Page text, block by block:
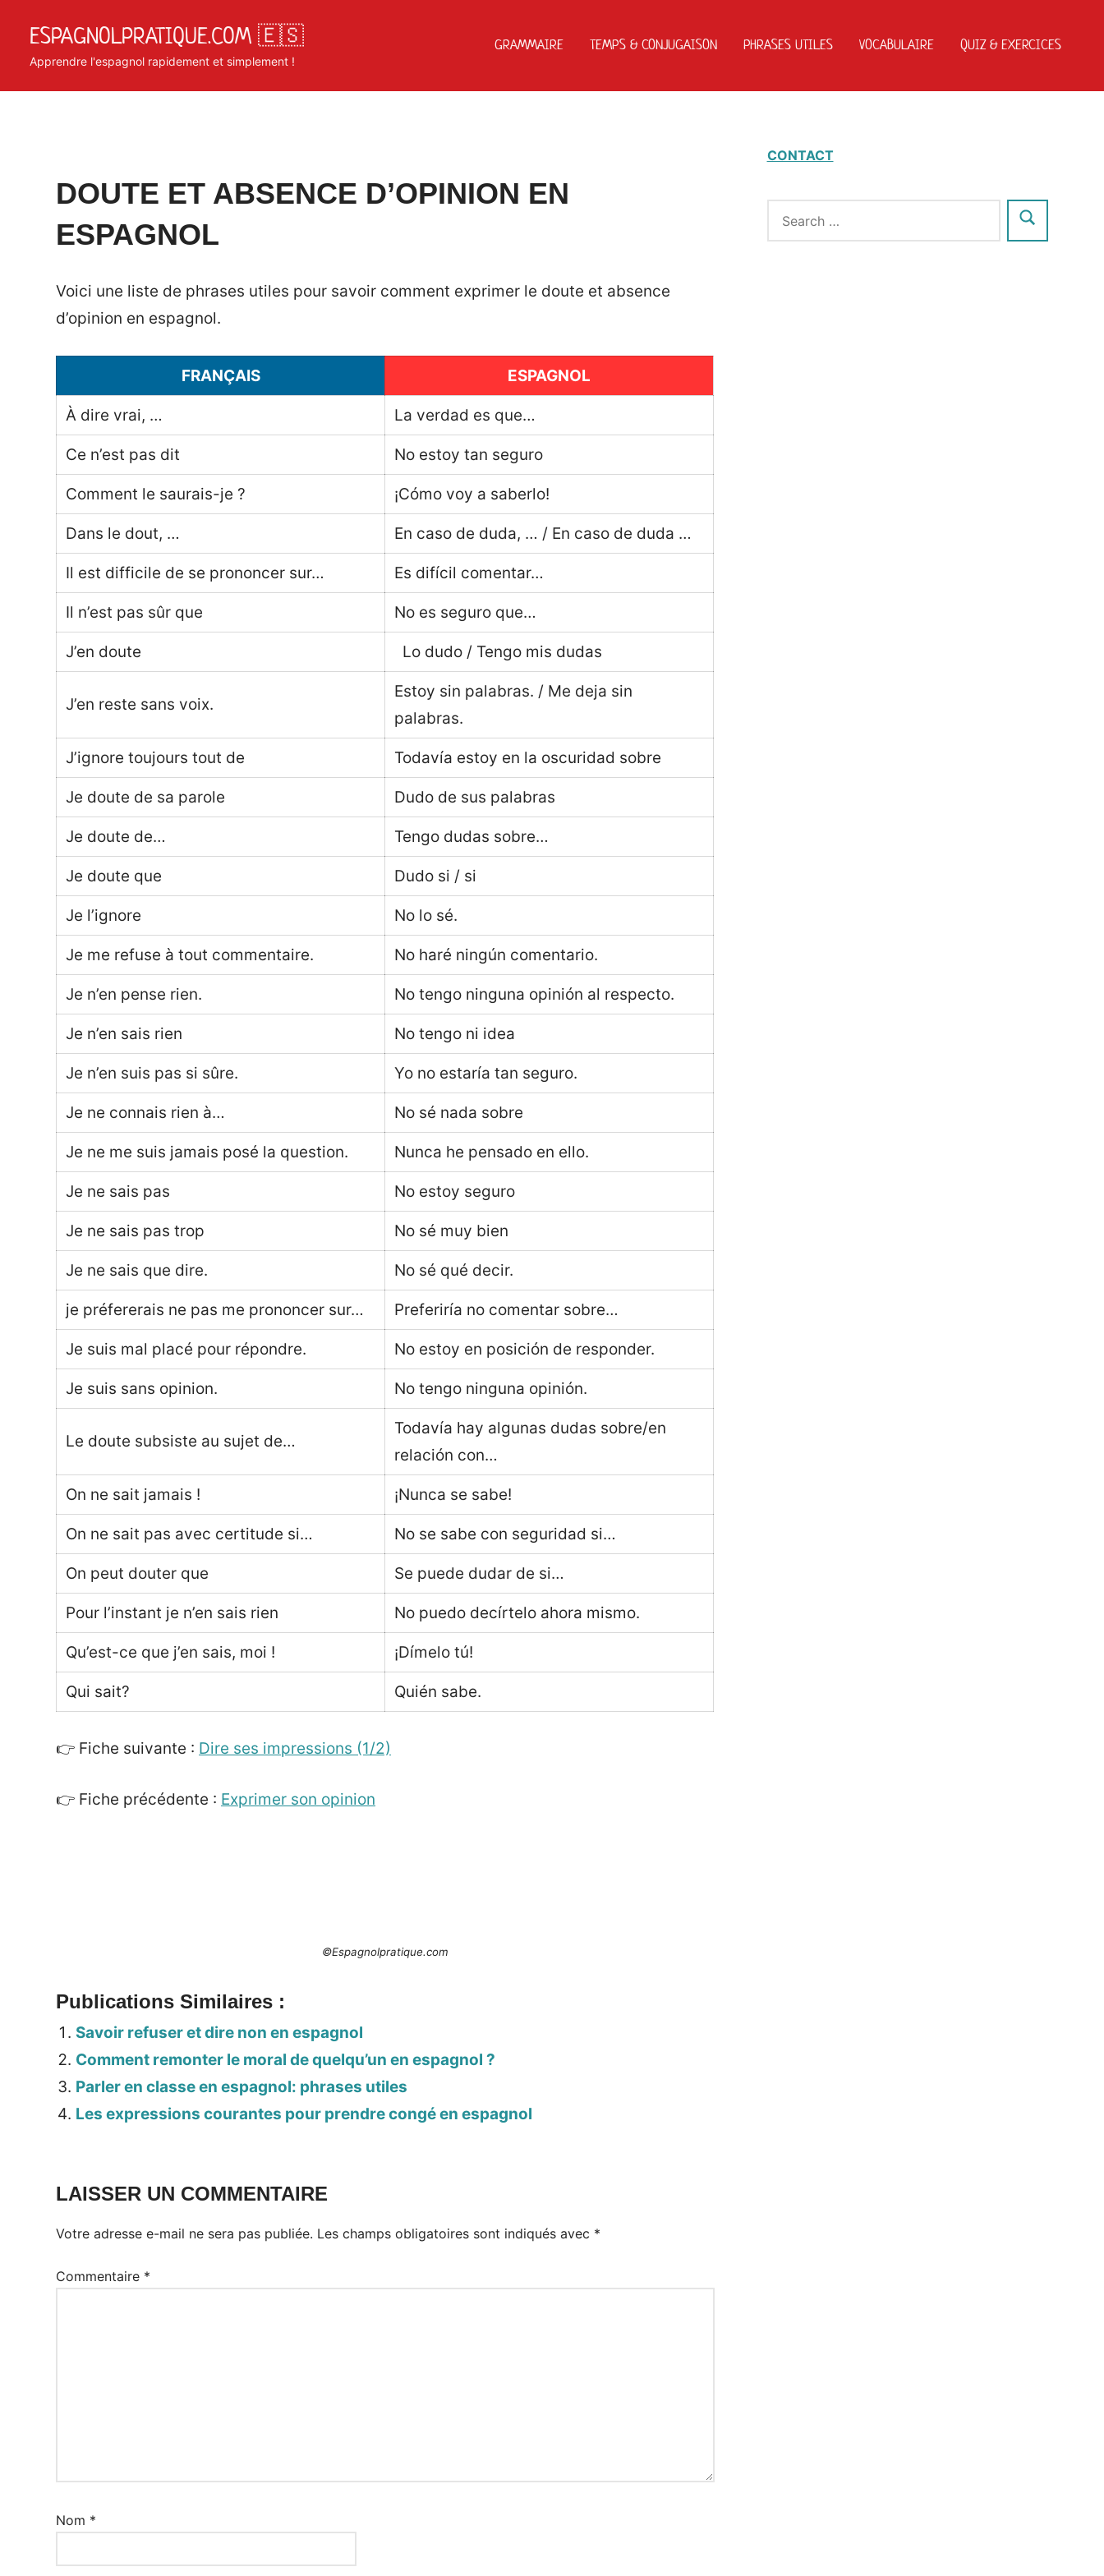
content
ESPAGNOLPRATIQUE.COM 🇪🇸
Apprendre l'espagnol rapidement et simplement !
GRAMMAIRE TEMPS & CONJUGAISON PHRASES UTILES VOCABULAIRE QUIZ & EXERCICES
Posted
on
juin
2020
by
Matosan3142020
in
Phrases
utiles
DOUTE ET ABSENCE D’OPINION EN
ESPAGNOL
Voici une liste de phrases utiles pour savoir comment exprimer le doute et absence
d’opinion en espagnol.
FRANÇAIS ESPAGNOL
À dire vrai, … La verdad es que…
Ce n’est pas dit No estoy tan seguro
Comment le saurais-je ? ¡Cómo voy a saberlo!
Dans le dout, … En caso de duda, … / En caso de duda …
Il est difficile de se prononcer sur… Es difícil comentar…
Il n’est pas sûr que No es seguro que…
J’en doute Lo dudo / Tengo mis dudas
J’en reste sans voix.
Estoy sin palabras. / Me deja sin
palabras.
J’ignore toujours tout de Todavía estoy en la oscuridad sobre
Je doute de sa parole Dudo de sus palabras
Je doute de… Tengo dudas sobre…
Je doute que Dudo si / si
Je l’ignore No lo sé.
Je me refuse à tout commentaire. No haré ningún comentario.
Je n’en pense rien. No tengo ninguna opinión al respecto.
Je n’en sais rien No tengo ni idea
Je n’en suis pas si sûre. Yo no estaría tan seguro.
Je ne connais rien à… No sé nada sobre
Je ne me suis jamais posé la question. Nunca he pensado en ello.
Je ne sais pas No estoy seguro
Je ne sais pas trop No sé muy bien
Je ne sais que dire. No sé qué decir.
je préfererais ne pas me prononcer sur… Preferiría no comentar sobre…
Je suis mal placé pour répondre. No estoy en posición de responder.
Je suis sans opinion. No tengo ninguna opinión.
Le doute subsiste au sujet de…
Todavía hay algunas dudas sobre/en
relación con…
On ne sait jamais ! ¡Nunca se sabe!
On ne sait pas avec certitude si… No se sabe con seguridad si…
On peut douter que Se puede dudar de si…
Pour l’instant je n’en sais rien No puedo decírtelo ahora mismo.
Qu’est-ce que j’en sais, moi ! ¡Dímelo tú!
Qui sait? Quién sabe.
👉 Fiche suivante : Dire ses impressions (1/2)
👉 Fiche précédente : Exprimer son opinion
©Espagnolpratique.com
Publications Similaires :
Savoir refuser et dire non en espagnol
Comment remonter le moral de quelqu’un en espagnol ?
Parler en classe en espagnol: phrases utiles
Les expressions courantes pour prendre congé en espagnol
LAISSER UN COMMENTAIRE
Votre adresse e-mail ne sera pas publiée. Les champs obligatoires sont indiqués avec *
Commentaire *
Nom *
CONTACT